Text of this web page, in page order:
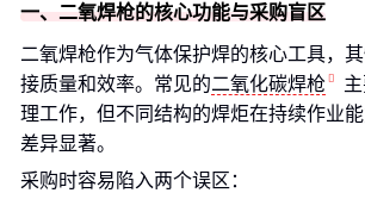
一、二氧焊枪的核心功能与采购盲区
二氧焊枪作为气体保护焊的核心工具，
接质量和效率。常见的二氧化碳焊枪
理工作，但不同结构的焊炬在持续作业
差异显著。
采购时容易陷入两个误区：